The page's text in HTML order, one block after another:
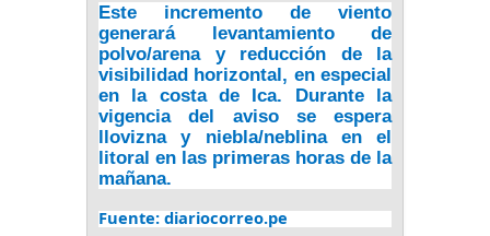
Este incremento de viento
generará levantamiento de
polvo/arena y reducción de la
visibilidad horizontal, en especial
en la costa de Ica. Durante la
vigencia del aviso se espera
llovizna y niebla/neblina en el
litoral en las primeras horas de la
mañana.
Fuente: diariocorreo.pe